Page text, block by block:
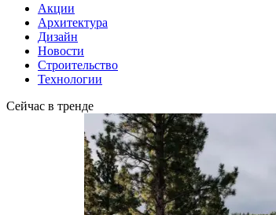
Акции
Архитектура
Дизайн
Новости
Строительство
Технологии
Сейчас в тренде